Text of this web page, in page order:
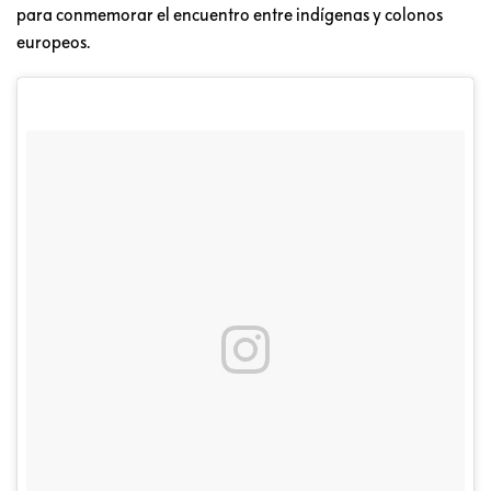
para conmemorar el encuentro entre indígenas y colonos
europeos.